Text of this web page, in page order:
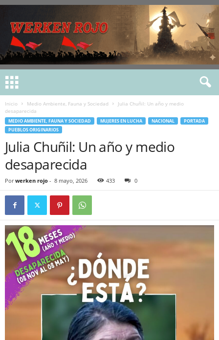
Inicio Medio Ambiente, Fauna y Sociedad
Julia Chuñil: Un año y medio
desaparecida
MEDIO AMBIENTE, FAUNA Y SOCIEDAD MUJERES EN LUCHA NACIONAL
PORTADA
PUEBLOS ORIGINARIOS
Julia Chuñil: Un año y medio
desaparecida
Por werken rojo - 8 mayo, 2026 433 0